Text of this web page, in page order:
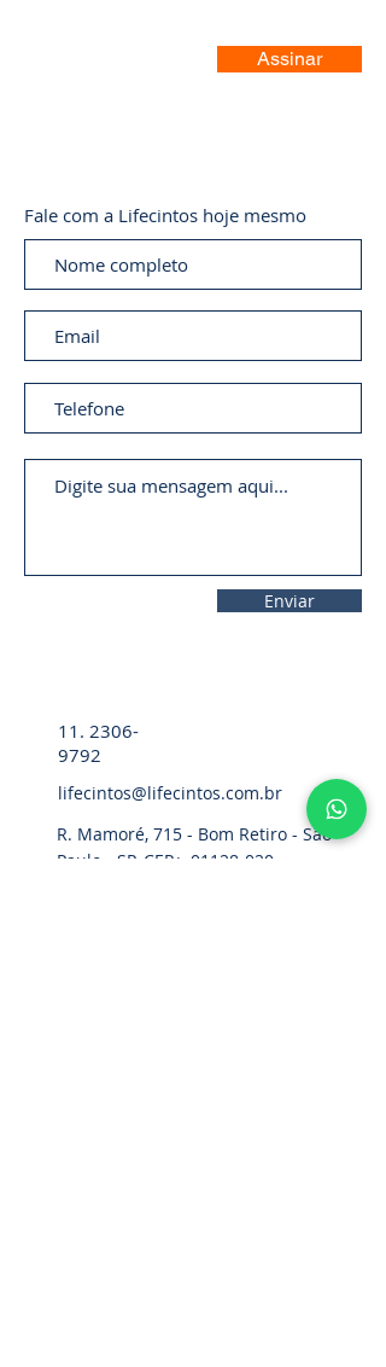
Assinar
Fale com a Lifecintos hoje mesmo
Enviar
11. 2306-
9792
lifecintos@lifecintos.com.br
R. Mamoré, 715 - Bom Retiro - São
Paulo - SP. CEP.: 01128-020